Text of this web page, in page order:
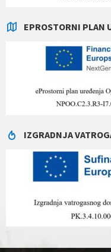
EPROSTORNI PLAN
IZGRADNJA